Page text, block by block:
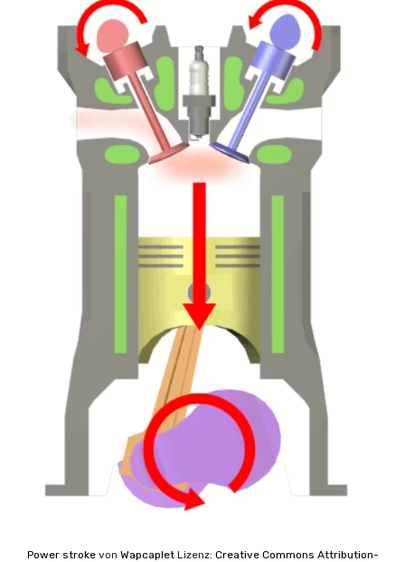
Power stroke von Wapcaplet Lizenz: Creative Commons Attribution-